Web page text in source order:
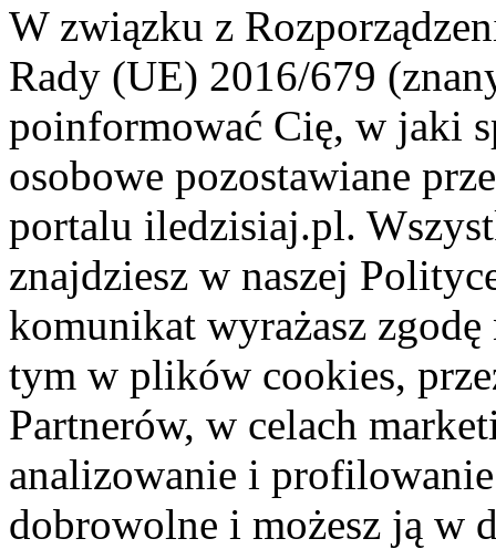
W związku z
Rady (UE) 2016/679
poinformować Cię, w jaki
osobowe pozostawiane
portalu iledzisiaj.pl.
znajdziesz w naszej
komunikat wyrażasz
tym w plików cookies,
Partnerów, w celach
analizowanie i
dobrowolne i możesz ją w